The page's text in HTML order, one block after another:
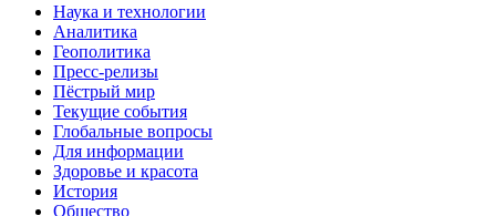
Наука и технологии
Аналитика
Геополитика
Пресс-релизы
Пёстрый мир
Текущие события
Глобальные вопросы
Для информации
Здоровье и красота
История
Общество